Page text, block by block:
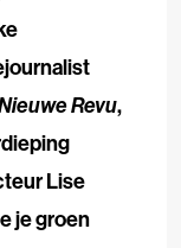
Revu,
Lise
je groen